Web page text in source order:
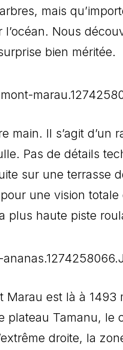
mais
Nous
bien méritée.
main. Il s’agit
Pas de détails
sur une terrasse
une vision
plus haute piste
Marau est là à
plateau Tamanu,
droite, la